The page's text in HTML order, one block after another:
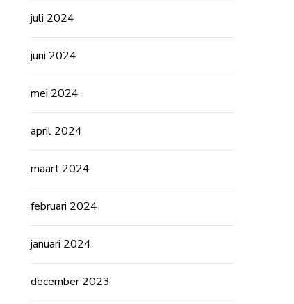
juli 2024
juni 2024
mei 2024
april 2024
maart 2024
februari 2024
januari 2024
december 2023